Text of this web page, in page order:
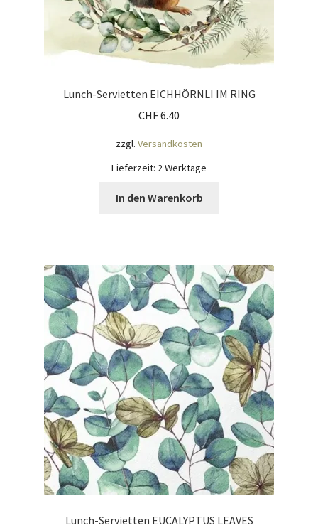
Lunch-Servietten EICHHÖRNLI IM RING
CHF6.40
zzgl. Versandkosten
Lieferzeit: 2 Werktage
In den Warenkorb
Lunch-Servietten EUCALYPTUS LEAVES